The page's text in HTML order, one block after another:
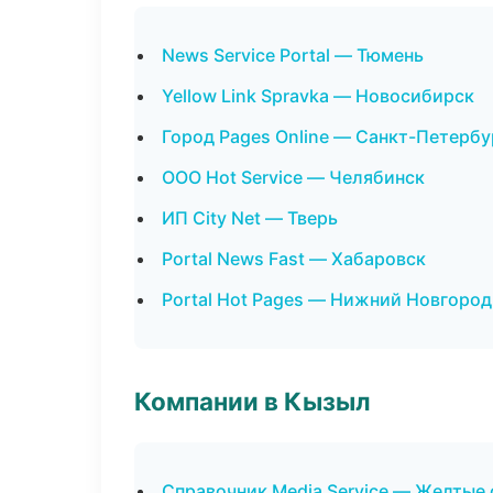
News Service Portal — Тюмень
Yellow Link Spravka — Новосибирск
Город Pages Online — Санкт-
ООО Hot Service — Челябинск
ИП City Net — Тверь
Portal News Fast — Хабаровск
Portal Hot Pages — Нижний Новгород
Компании в Кызыл